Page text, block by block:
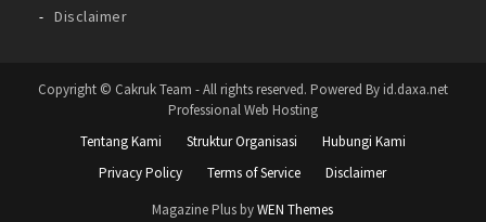
Disclaimer
Copyright © Cakruk Team - All rights reserved. Powered By id.daxa.net
Professional Web Hosting
Tentang Kami
Struktur Organisasi
Hubungi Kami
Privacy Policy
Terms of Service
Disclaimer
Magazine Plus byWEN Themes